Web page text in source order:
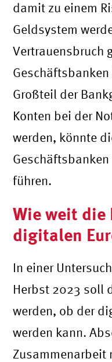
damit zu einem
Geldsystem
Vertrauensbruch
Großteil der
Konten bei der
werden, könnte
führen.
Wie weit die
digitalen
In einer
Herbst 2023 soll
werden, ob der
werden kann.
Zusammenarbeit